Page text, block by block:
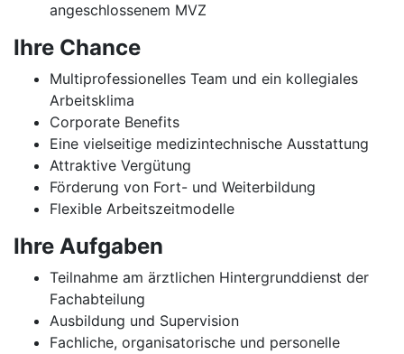
angeschlossenem MVZ
Ihre Chance
Multiprofessionelles Team und ein kollegiales
Arbeitsklima
Corporate Benefits
Eine vielseitige medizintechnische Ausstattung
Attraktive Vergütung
Förderung von Fort- und Weiterbildung
Flexible Arbeitszeitmodelle
Ihre Aufgaben
Teilnahme am ärztlichen Hintergrunddienst der
Fachabteilung
Ausbildung und Supervision
Fachliche, organisatorische und personelle